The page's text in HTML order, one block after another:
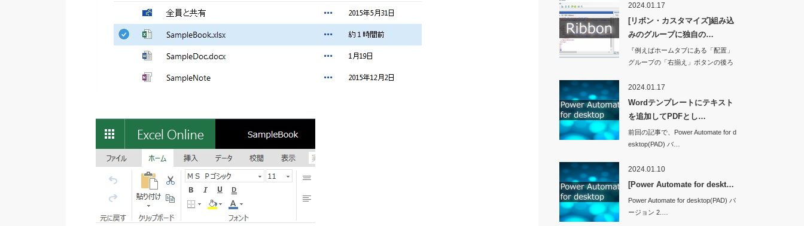
2024.01.17
[リボン・カスタマイズ]組み込
みのグループに独自の…
『例えばホームタブにある「配置」
グループの「右揃え」ボタンの後ろ
2024.01.17
Wordテンプレートにテキスト
を追加してPDFとし…
前回の記事で、Power Automate for d
esktop(PAD) バ…
2024.01.10
[Power Automate for deskt…
Power Automate for desktop(PAD) バ
ージョン 2.…